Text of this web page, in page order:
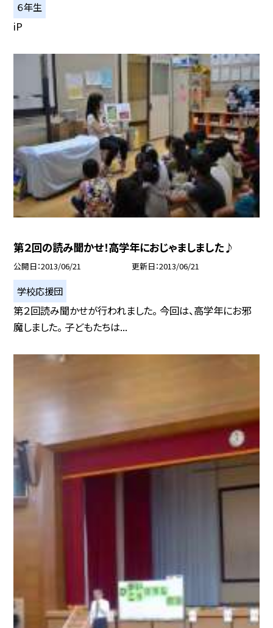
６年生
iP
第２回の読み聞かせ！高学年におじゃましました♪
公開日 2013/06/21 更新日 2013/06/21
学校応援団
第２回読み聞かせが行われました。 今回は、高学年にお邪
魔しました。 子どもたちは...